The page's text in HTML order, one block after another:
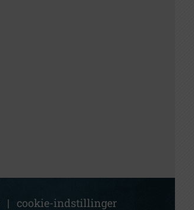
| cookie-indstillinger